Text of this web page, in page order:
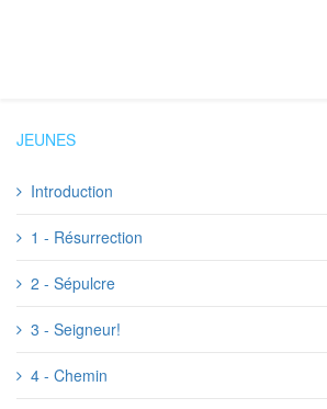
JEUNES
Introduction
1 - Résurrection
2 - Sépulcre
3 - Seigneur!
4 - Chemin